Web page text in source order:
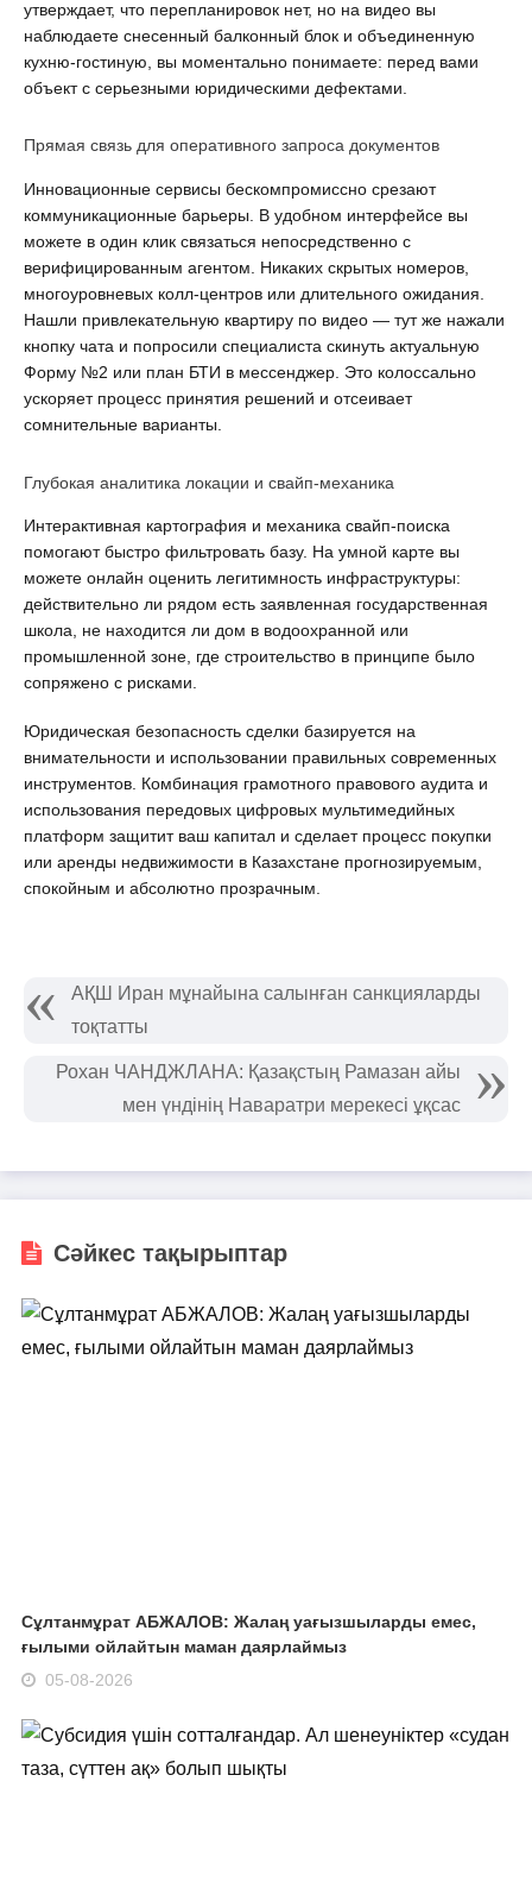
утверждает, что перепланировок нет, но на видео вы
наблюдаете снесенный балконный блок и объединенную
кухню-гостиную, вы моментально понимаете: перед вами
объект с серьезными юридическими дефектами.
Прямая связь для оперативного запроса документов
Инновационные сервисы бескомпромиссно срезают
коммуникационные барьеры. В удобном интерфейсе вы
можете в один клик связаться непосредственно с
верифицированным агентом. Никаких скрытых номеров,
многоуровневых колл-центров или длительного ожидания.
Нашли привлекательную квартиру по видео — тут же нажали
кнопку чата и попросили специалиста скинуть актуальную
Форму №2 или план БТИ в мессенджер. Это колоссально
ускоряет процесс принятия решений и отсеивает
сомнительные варианты.
Глубокая аналитика локации и свайп-механика
Интерактивная картография и механика свайп-поиска
помогают быстро фильтровать базу. На умной карте вы
можете онлайн оценить легитимность инфраструктуры:
действительно ли рядом есть заявленная государственная
школа, не находится ли дом в водоохранной или
промышленной зоне, где строительство в принципе было
сопряжено с рисками.
Юридическая безопасность сделки базируется на
внимательности и использовании правильных современных
инструментов. Комбинация грамотного правового аудита и
использования передовых цифровых мультимедийных
платформ защитит ваш капитал и сделает процесс покупки
или аренды недвижимости в Казахстане прогнозируемым,
спокойным и абсолютно прозрачным.
АҚШ Иран мұнайына салынған санкцияларды
тоқтатты
Рохан ЧАНДЖЛАНА: Қазақстың Рамазан айы
мен үндінің Наваратри мерекесі ұқсас
Сәйкес тақырыптар
Сұлтанмұрат АБЖАЛОВ: Жалаң уағызшыларды емес,
ғылыми ойлайтын маман даярлаймыз
05-08-2026